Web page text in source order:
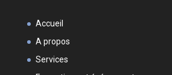
Accueil
A propos
Services